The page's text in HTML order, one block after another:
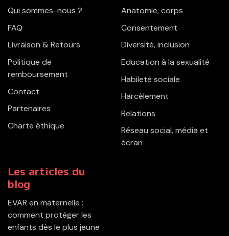
Qui sommes-nous ?
FAQ
Livraison & Retours
Politique de
remboursement
Contact
Partenaires
Charte éthique
Anatomie, corps
Consentement
Diversité, inclusion
Education à la sexualité
Habileté sociale
Harcèlement
Relations
Réseau social, média et
écran
Les articles du
blog
EVAR en maternelle :
comment protéger les
enfants dès le plus jeune